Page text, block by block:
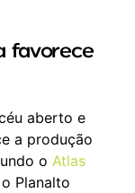
favorece
aberto e
a produção
o Atlas
Planalto